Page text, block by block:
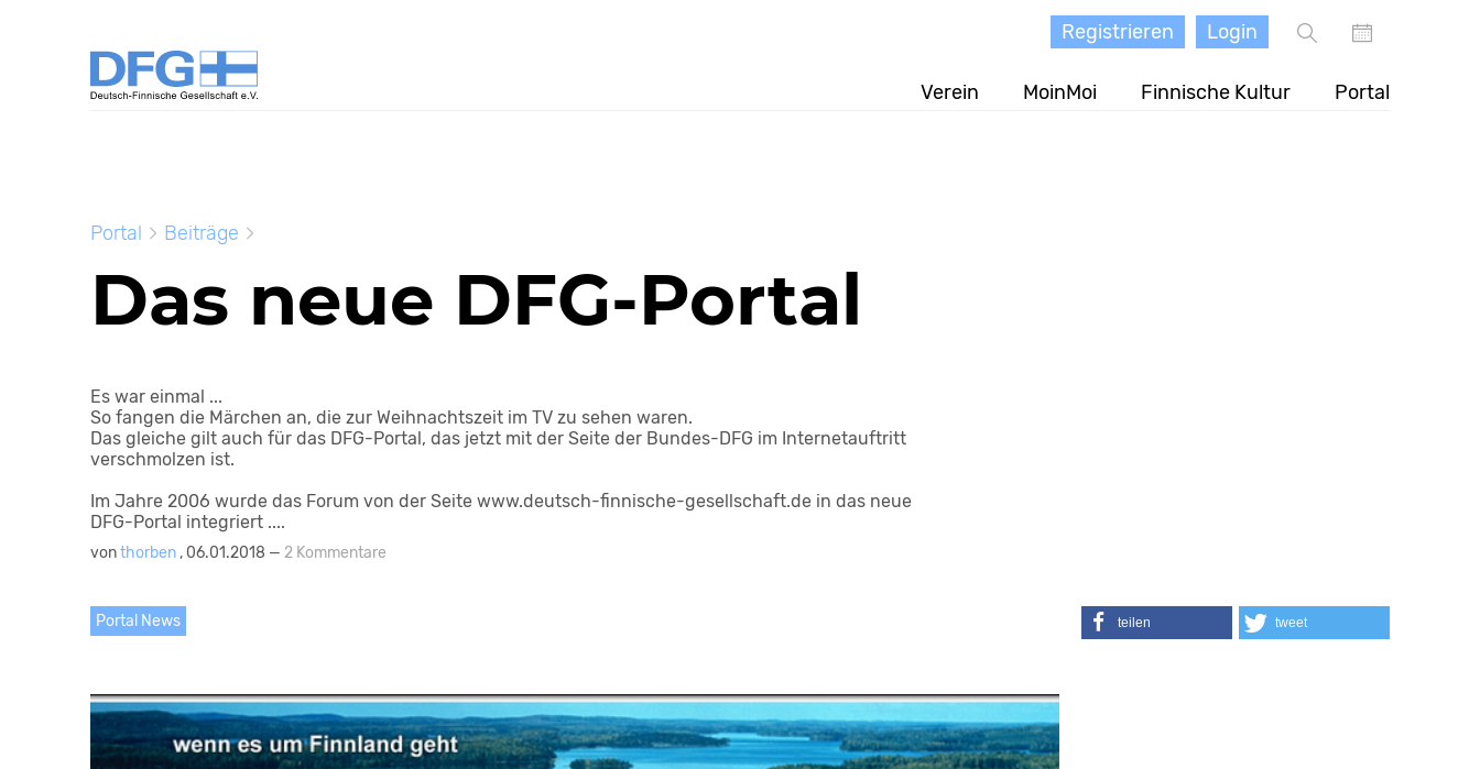
Verein MoinMoi Finnische Kultur Portal
Registrieren Login
Portal Beiträge
Das neue DFG-Portal
Es war einmal ...
So fangen die Märchen an, die zur Weihnachtszeit im TV zu sehen waren.
Das gleiche gilt auch für das DFG-Portal, das jetzt mit der Seite der Bundes-DFG im Internetauftritt
verschmolzen ist.
Im Jahre 2006 wurde das Forum von der Seite www.deutsch-finnische-gesellschaft.de in das neue
DFG-Portal integriert ....
vonthorben , 06.01.2018 — 2 Kommentare
Portal News teilen tweet